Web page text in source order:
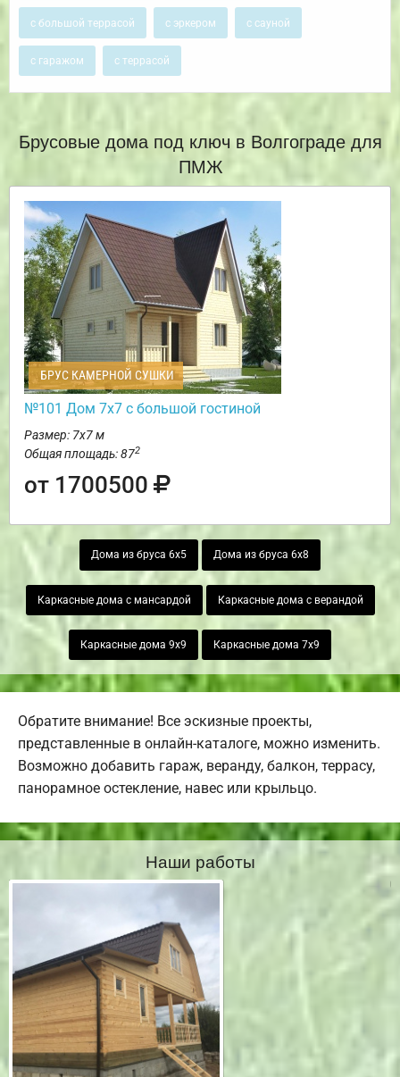
с большой террасой с эркером с сауной
с гаражом с террасой
Брусовые дома под ключ в Волгограде для
ПМЖ
БРУС КАМЕРНОЙ СУШКИ
№101 Дом 7х7 с большой гостиной
Размер: 7х7 м
Общая площадь: 872
от 1700500
Дома из бруса 6х5 Дома из бруса 6х8
Каркасные дома с мансардой Каркасные дома с верандой
Каркасные дома 9х9 Каркасные дома 7х9
Обратите внимание! Все эскизные проекты,
представленные в онлайн-каталоге, можно изменить.
Возможно добавить гараж, веранду, балкон, террасу,
панорамное остекление, навес или крыльцо.
Наши работы